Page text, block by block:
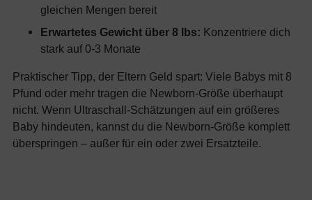
gleichen Mengen bereit
Erwartetes Gewicht über 8 lbs: Konzentriere dich
stark auf 0-3 Monate
Praktischer Tipp, der Eltern Geld spart: Viele Babys mit 8
Pfund oder mehr tragen die Newborn-Größe überhaupt
nicht. Wenn Ultraschall-Schätzungen auf ein größeres
Baby hindeuten, kannst du die Newborn-Größe komplett
überspringen – außer für ein oder zwei Ersatzteile.